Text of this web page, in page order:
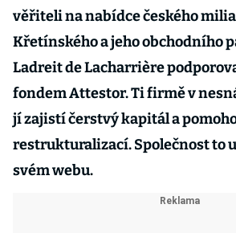
věřiteli na nabídce českého
Křetínského a jeho obchodního
Ladreit de Lacharrière
fondem Attestor. Ti firmě v
jí zajistí čerstvý kapitál a
restrukturalizací. Společnost to
svém webu.